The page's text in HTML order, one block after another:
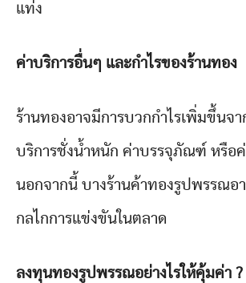
แท่ง
ค่าบริการอื่นๆ และกำไรของร้านทอง
ร้านทองอาจมีการบวกกำไรเพิ่มขึ้นจ
บริการชั่งน้ำหนัก ค่าบรรจุภัณฑ์ หรือ
นอกจากนี้ บางร้านค้าทองรูปพรรณอ
กลไกการแข่งขันในตลาด
ลงทุนทองรูปพรรณอย่างไรให้คุ้มค่า ?